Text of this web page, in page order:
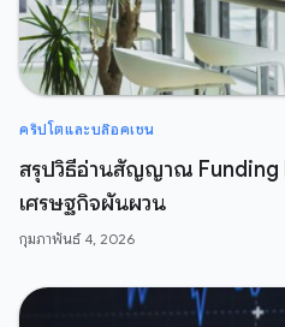
คริปโตและบล๊อคเชน
สรุปวิธีอ่านสัญญาณ Funding
เศรษฐกิจผันผวน
กุมภาพันธ์ 4, 2026